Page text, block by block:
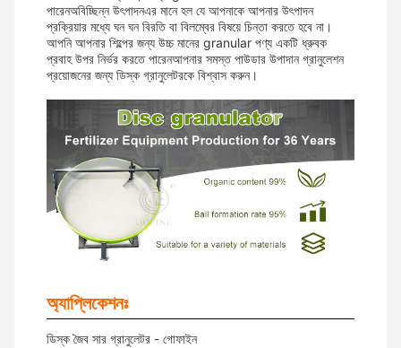
পারেনঅবিচ্ছিন্ন উৎপাদনএর মানে হল যে আপনাকে আপনার উৎপাদন
প্রক্রিয়ার মধ্যে ঘন ঘন বিরতি বা বিলম্বের বিষয়ে চিন্তা করতে হবে না।
আপনি আপনার শিল্পের জন্য উচ্চ মানের granular পণ্য একটি ধ্রুবক
প্রবাহ উপর নির্ভর করতে পারেনআপনার সমস্ত পাউডার উপাদান গ্রানুলেশন
প্রয়োজনের জন্য ডিস্ক গ্রানুলেটরকে বিশ্বাস করুন।
অ্যাপ্লিকেশনঃ
ডিস্ক জৈব সার গ্রানুলেটর - গোফাইন